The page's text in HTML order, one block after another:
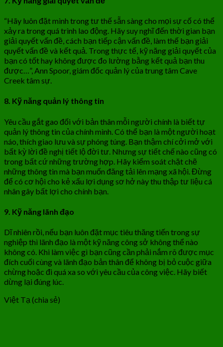
“Hãy luôn đặt mình trong tư thế sẵn sàng cho mọi sự cố có thể
xảy ra trong quá trình lao động. Hãy suy nghĩ đến thời gian bạn
giải quyết vấn đề, cách bạn tiếp cận vấn đề, làm thế bạn giải
quyết vấn đề và kết quả. Trong thực tế, kỹ năng giải quyết của
bạn có tốt hay không được đo lường bằng kết quả bạn thu
được…”, Ann Spoor, giám đốc quản lý của trung tâm Cave
Creek tâm sự.
8. Kỹ năng quản lý thông tin
Yêu cầu gắt gao đối với bản thân mỗi người chính là biết tự
quản lý thông tin của chính mình. Có thể bạn là một người hoạt
náo, thích giao lưu và sự phóng túng. Bạn thậm chí cởi mở với
bất kỳ lời đề nghị tiết lộ đời tư. Nhưng sự tiết chế nào cũng có
trong bất cứ những trường hợp. Hãy kiểm soát chặt chẽ
những thông tin mà bạn muốn đăng tải lên mạng xã hội. Đừng
để có cơ hội cho kẻ xấu lợi dụng sơ hở này thu thập tư liệu cá
nhân gây bất lợi cho chính bạn.
9. Kỹ năng lãnh đạo
Dĩ nhiên rồi, nếu bạn luôn đặt mục tiêu thăng tiến trong sự
nghiệp thì lãnh đạo là một kỹ năng công sở không thể nào
không có. Khi làm việc gì bạn cũng cần phải nắm rõ được mục
đích cuối cùng và lãnh đạo bản thân để không bị bỏ cuộc giữa
chừng hoặc đi quá xa so với yêu cầu của công việc. Hãy biết
dừng lại đúng lúc.
Việt Tạ (chia sẻ)